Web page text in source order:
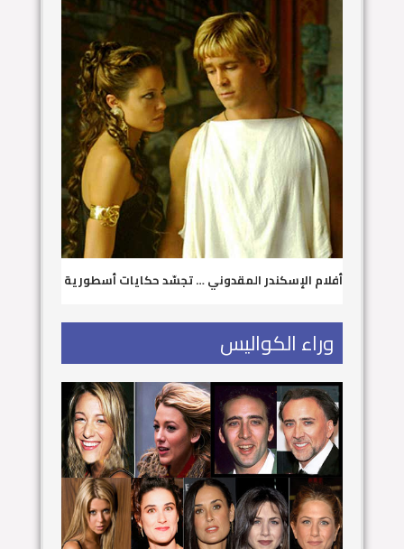
أفلام الإسكندر المقدوني … تجسّد حكايات أسطورية
وراء الكواليس